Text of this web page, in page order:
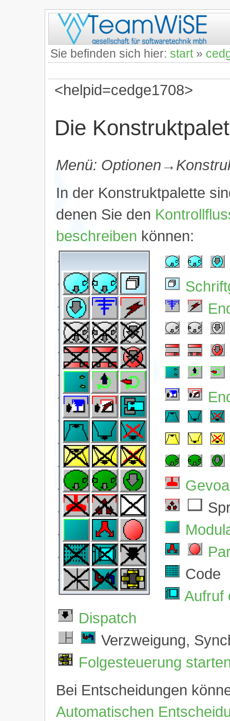
Sie befinden sich hier: start»
<helpid=cedge1708>
Die
Menü:
In der Konstruktpalette
denen Sie den
beschreiben können:
Code
Aufruf
Dispatch
Verzweigung,
Folgesteuerung
Bei Entscheidungen
Automatischen